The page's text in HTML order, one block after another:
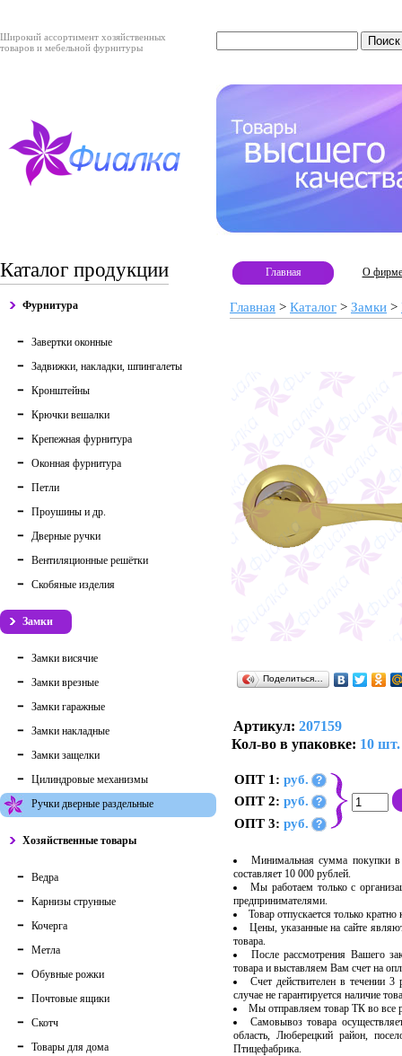
Широкий ассортимент хозяйственных
товаров и мебельной фурнитуры
Каталог продукции
Фурнитура
Завертки оконные
Задвижки, накладки, шпингалеты
Кронштейны
Крючки вешалки
Крепежная фурнитура
Оконная фурнитура
Петли
Проушины и др.
Дверные ручки
Вентиляционные решётки
Скобяные изделия
Замки
Замки висячие
Замки врезные
Замки гаражные
Замки накладные
Замки защелки
Цилиндровые механизмы
Ручки дверные раздельные
Хозяйственные товары
Ведра
Карнизы струнные
Кочерга
Метла
Обувные рожки
Почтовые ящики
Скотч
Товары для дома
Главная О фирме
Главная > Каталог > Замки >
Поделиться…
Артикул: 207159
Кол-во в упаковке: 10 шт.
ОПТ 1: руб. ?
ОПТ 2: руб. ?
ОПТ 3: руб. ?
Минимальная сумма покупки в
составляет 10 000 рублей.
Мы работаем только с
предпринимателями.
Товар отпускается только
Цены, указанные на сайте
товара.
После рассмотрения Вашего
товара и выставляем Вам счет на
Счет действителен в течении
случае не гарантируется наличие
Мы отправляем товар ТК во
Самовывоз товара
область, Люберецкий район,
Птицефабрика.